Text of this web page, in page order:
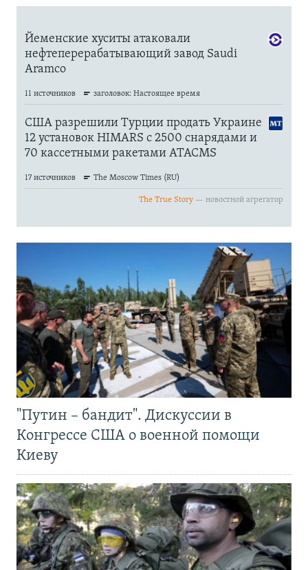
"Путин – бандит". Дискуссии в
Конгрессе США о военной помощи
Киеву